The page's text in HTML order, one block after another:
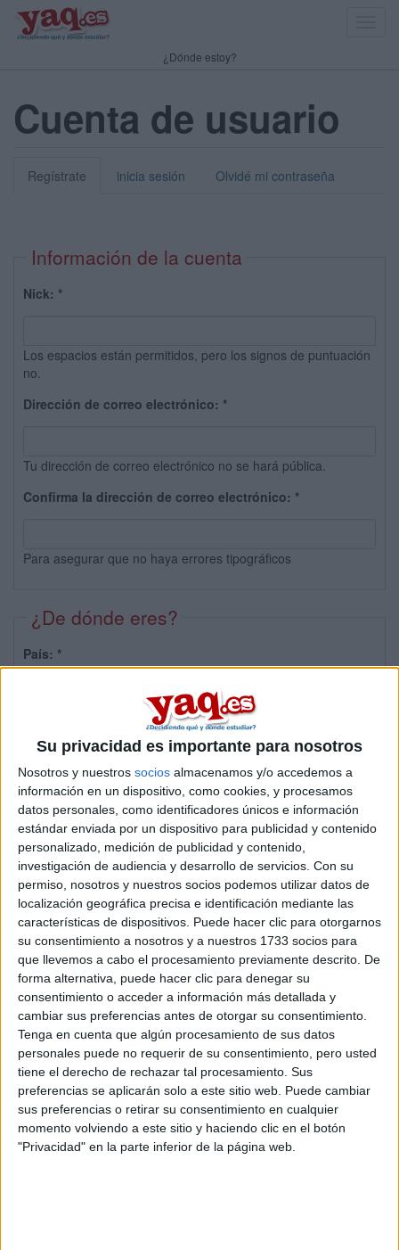
Su privacidad es importante para nosotros
Nosotros y nuestros socios almacenamos y/o accedemos a
información en un dispositivo, como cookies, y procesamos
datos personales, como identificadores únicos e información
estándar enviada por un dispositivo para publicidad y contenido
personalizado, medición de publicidad y contenido,
investigación de audiencia y desarrollo de servicios. Con su
permiso, nosotros y nuestros socios podemos utilizar datos de
localización geográfica precisa e identificación mediante las
características de dispositivos. Puede hacer clic para otorgarnos
su consentimiento a nosotros y a nuestros 1733 socios para
que llevemos a cabo el procesamiento previamente descrito. De
forma alternativa, puede hacer clic para denegar su
consentimiento o acceder a información más detallada y
cambiar sus preferencias antes de otorgar su consentimiento.
Tenga en cuenta que algún procesamiento de sus datos
personales puede no requerir de su consentimiento, pero usted
tiene el derecho de rechazar tal procesamiento. Sus
preferencias se aplicarán solo a este sitio web. Puede cambiar
sus preferencias o retirar su consentimiento en cualquier
momento volviendo a este sitio y haciendo clic en el botón
"Privacidad" en la parte inferior de la página web.
¿Dónde estoy?
Cuenta de usuario
Regístrate inicia sesión Olvidé mi contraseña
Información de la cuenta
Nick: *
Los espacios están permitidos, pero los signos de puntuación
no.
Dirección de correo electrónico: *
Tu dirección de correo electrónico no se hará pública.
Confirma la dirección de correo electrónico: *
Para asegurar que no haya errores tipográficos
¿De dónde eres?
País: *
Sobre ti
Soy:*
Chico
Chica
¿En qué año terminas (o terminaste) bachillerato o FP?
Soy estudiante de:*
Términos y Condiciones de Uso
Aceptolos Términos y Condicionesde uso*